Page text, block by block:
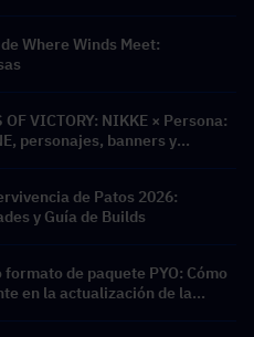
Where Winds Meet:
VICTORY: NIKKE × Persona:
personajes, banners y
de Patos 2026:
y Guía de Builds
de paquete PYO: Cómo
en la actualización de la